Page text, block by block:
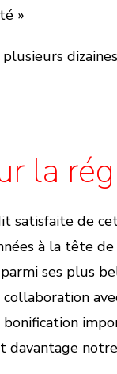
»
la
satisfaite de
à la tête
ses plus
bonification